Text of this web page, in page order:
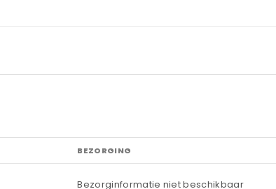
BEZORGING
Bezorginformatie niet beschikbaar